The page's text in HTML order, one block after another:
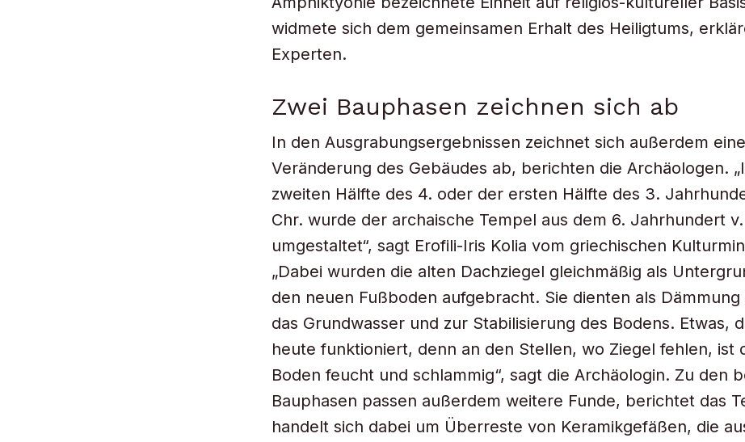
widmete sich dem gemeinsamen Erhalt des Heiligtums,
Experten.
Zwei Bauphasen zeichnen sich ab
In den Ausgrabungsergebnissen zeichnet sich außerdem
Veränderung des Gebäudes ab, berichten die Archäologen.
zweiten Hälfte des 4. oder der ersten Hälfte des 3.
Chr. wurde der archaische Tempel aus dem 6. Jahrhundert
umgestaltet“, sagt Erofili-Iris Kolia vom griechischen
„Dabei wurden die alten Dachziegel gleichmäßig als
den neuen Fußboden aufgebracht. Sie dienten als Dämmung
das Grundwasser und zur Stabilisierung des Bodens. Etwas,
heute funktioniert, denn an den Stellen, wo Ziegel fehlen, ist
Boden feucht und schlammig“, sagt die Archäologin. Zu den
Bauphasen passen außerdem weitere Funde, berichtet das
handelt sich dabei um Überreste von Keramikgefäßen, die